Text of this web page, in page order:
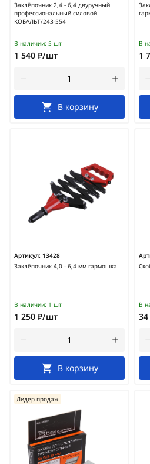
Заклёпочник 2,4 - 6,4 двуручный
профессиональный силовой
КОБАЛЬТ/243-554
В наличии: 5 шт
1 540 ₽/шт
В корзину
В
1
Артикул: 13428
Заклёпочник 4,0 - 6,4 мм гармошка
В наличии: 1 шт
1 250 ₽/шт
В корзину
В
Лидер продаж